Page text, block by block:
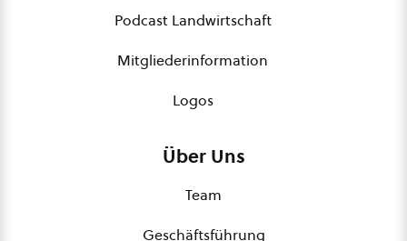
Podcast Landwirtschaft
Mitgliederinformation
Logos
Über Uns
Team
Geschäftsführung